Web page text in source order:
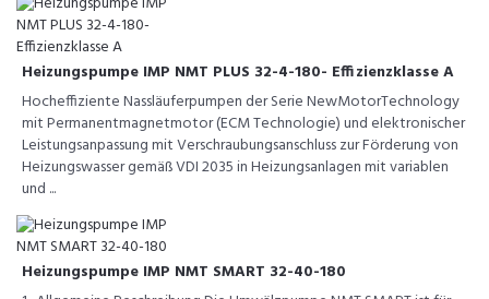
Heizungspumpe IMP NMT PLUS 32-4-180- Effizienzklasse A
Hocheffiziente Nassläuferpumpen der Serie NewMotorTechnology
mit Permanentmagnetmotor (ECM Technologie) und elektronischer
Leistungsanpassung mit Verschraubungsanschluss zur Förderung von
Heizungswasser gemäß VDI 2035 in Heizungsanlagen mit variablen
und ...
Heizungspumpe IMP NMT SMART 32-40-180